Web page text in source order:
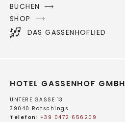
BUCHEN
SHOP
DAS GASSENHOFLIED
HOTEL GASSENHOF GMBH
UNTERE GASSE 13
39040 Ratschings
Telefon: +39 0472 656209